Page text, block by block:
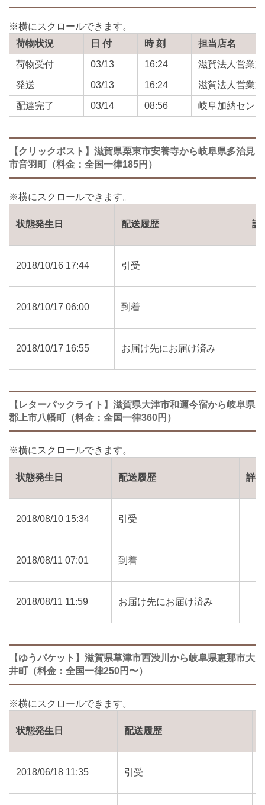
荷物状況 日 付 時 刻 担当店名
荷物受付 03/13 16:24 滋賀法人営業
発送 03/13 16:24 滋賀法人営業
配達完了 03/14 08:56 岐阜加納セン
【クリックポスト】滋賀県栗東市安養寺から岐阜県多治見
市音羽町（料金：全国一律185円）
状態発生日 配送履歴 詳
2018/10/16 17:44 引受
2018/10/17 06:00 到着
2018/10/17 16:55 お届け先にお届け済み
【レターパックライト】滋賀県大津市和邇今宿から岐阜県
郡上市八幡町（料金：全国一律360円）
状態発生日 配送履歴 詳細
2018/08/10 15:34 引受
2018/08/11 07:01 到着
2018/08/11 11:59 お届け先にお届け済み
【ゆうパケット】滋賀県草津市西渋川から岐阜県恵那市大
井町（料金：全国一律250円〜）
状態発生日 配送履歴
2018/06/18 11:35 引受